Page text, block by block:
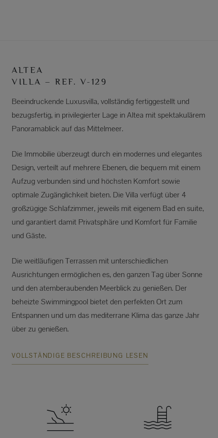
ALTEA
VILLA – REF. V-129
Beeindruckende Luxusvilla, vollständig fertiggestellt und
bezugsfertig, in privilegierter Lage in Altea mit spektakulärem
Panoramablick auf das Mittelmeer.
Die Immobilie überzeugt durch ein modernes und elegantes
Design, verteilt auf mehrere Ebenen, die bequem mit einem
Aufzug verbunden sind und höchsten Komfort sowie
optimale Zugänglichkeit bieten. Die Villa verfügt über 4
großzügige Schlafzimmer, jeweils mit eigenem Bad en suite,
und garantiert damit Privatsphäre und Komfort für Familie
und Gäste.
Die weitläufigen Terrassen mit unterschiedlichen
Ausrichtungen ermöglichen es, den ganzen Tag über Sonne
und den atemberaubenden Meerblick zu genießen. Der
beheizte Swimmingpool bietet den perfekten Ort zum
Entspannen und um das mediterrane Klima das ganze Jahr
über zu genießen.
VOLLSTÄNDIGE BESCHREIBUNG LESEN